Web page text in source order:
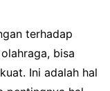
terhadap
bisa
Ini adalah hal